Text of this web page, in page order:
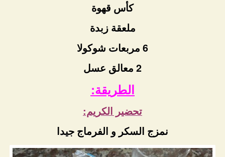
كأس قهوة
ملعقة زبدة
6 مربعات شوكولا
2 معالق عسل
الطريقة:
تحضير الكريم:
نمزج السكر و الفرماج جيدا